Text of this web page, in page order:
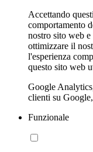
Accettando
comportamento
nostro sito web
ottimizzare il
l'esperienza
questo sito web
Google
clienti su
Funzionale